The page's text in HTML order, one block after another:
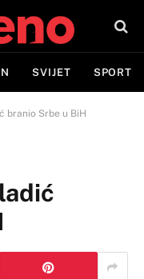
SVIJET SPORT
branio Srbe u BiH